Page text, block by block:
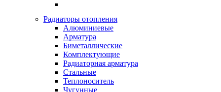
Радиаторы отопления
Алюминиевые
Арматура
Биметаллические
Комплектующие
Радиаторная арматура
Стальные
Теплоноситель
Чугунные